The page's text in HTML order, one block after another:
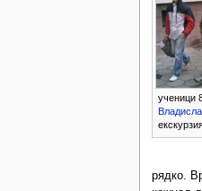
ученици
рядко.